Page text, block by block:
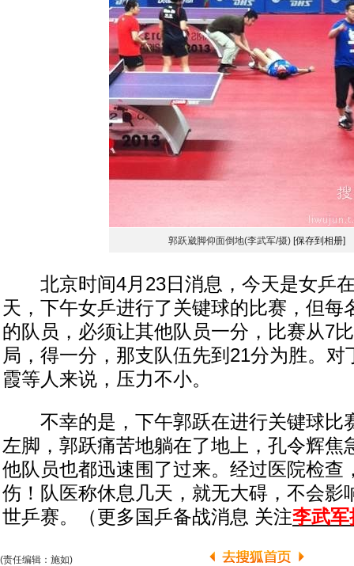
郭跃崴脚仰面倒地(李武军/摄) [保存到相册]
北京时间4月23日消息，今天是女乒
天，下午女乒进行了关键球的比赛，但每
的队员，必须让其他队员一分，比赛从7
局，得一分，那支队伍先到21分为胜。对
霞等人来说，压力不小。
不幸的是，下午郭跃在进行关键球比
左脚，郭跃痛苦地躺在了地上，孔令辉焦
他队员也都迅速围了过来。经过医院检查
伤！队医称休息几天，就无大碍，不会影
世乒赛。（更多国乒备战消息 关注李武军
(责任编辑：施如)